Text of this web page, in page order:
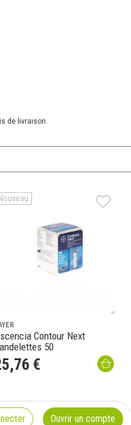
de livraison.
Contour Next
50
,76 €
Ouvrir un compte